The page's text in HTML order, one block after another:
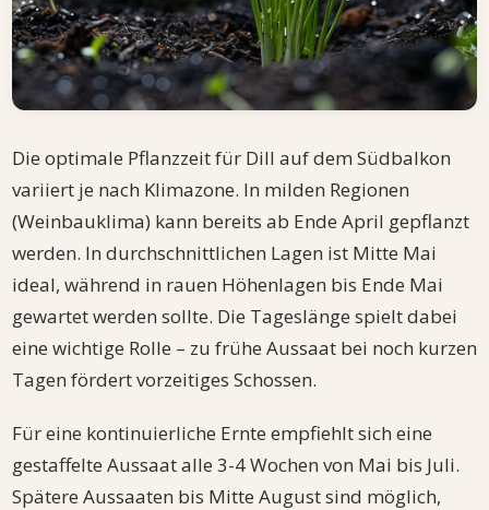
Die optimale Pflanzzeit für Dill auf dem Südbalkon
variiert je nach Klimazone. In milden Regionen
(Weinbauklima) kann bereits ab Ende April gepflanzt
werden. In durchschnittlichen Lagen ist Mitte Mai
ideal, während in rauen Höhenlagen bis Ende Mai
gewartet werden sollte. Die Tageslänge spielt dabei
eine wichtige Rolle – zu frühe Aussaat bei noch kurzen
Tagen fördert vorzeitiges Schossen.
Für eine kontinuierliche Ernte empfiehlt sich eine
gestaffelte Aussaat alle 3-4 Wochen von Mai bis Juli.
Spätere Aussaaten bis Mitte August sind möglich,